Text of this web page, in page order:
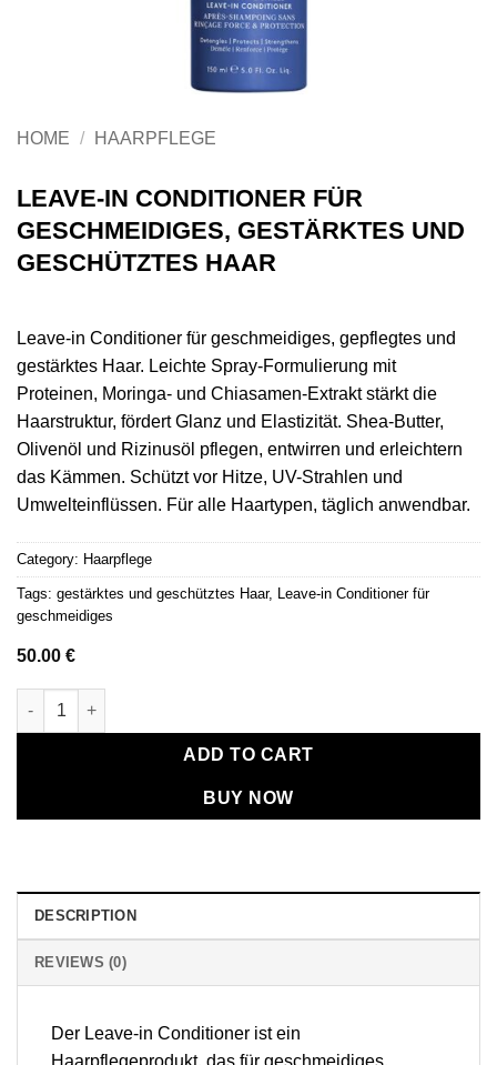
HOME / HAARPFLEGE
LEAVE-IN CONDITIONER FÜR
GESCHMEIDIGES, GESTÄRKTES UND
GESCHÜTZTES HAAR
Leave-in Conditioner für geschmeidiges, gepflegtes und
gestärktes Haar. Leichte Spray-Formulierung mit
Proteinen, Moringa- und Chiasamen-Extrakt stärkt die
Haarstruktur, fördert Glanz und Elastizität. Shea-Butter,
Olivenöl und Rizinusöl pflegen, entwirren und erleichtern
das Kämmen. Schützt vor Hitze, UV-Strahlen und
Umwelteinflüssen. Für alle Haartypen, täglich anwendbar.
Category: Haarpflege
Tags: gestärktes und geschütztes Haar,
Leave-in Conditioner für
geschmeidiges
50.00 €
Leave-in Conditioner für geschmeidiges, gestärktes und
ADD TO CART
BUY NOW
DESCRIPTION
REVIEWS (0)
Der Leave-in Conditioner ist ein